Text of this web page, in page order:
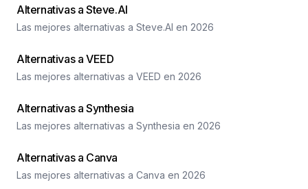
Alternativas a Steve.AI
Las mejores alternativas a Steve.AI en 2026
Alternativas a VEED
Las mejores alternativas a VEED en 2026
Alternativas a Synthesia
Las mejores alternativas a Synthesia en 2026
Alternativas a Canva
Las mejores alternativas a Canva en 2026